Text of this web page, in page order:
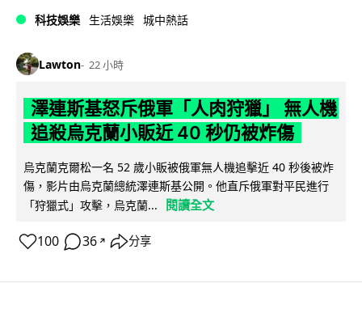
科技娛樂 生活娛樂 城中熱話
Lawton 22 小時
澤連斯基怒斥俄軍「人肉狩獵」 無人機
追殺烏克蘭小販近 40 秒仍被炸傷
烏克蘭克爾松一名 52 歲小販被俄軍無人機追擊近 40 秒後被炸
傷，影片由烏克蘭總統澤連斯基公開。他直斥俄軍對平民進行
「狩獵式」攻擊，烏克蘭...
閱讀全文
100 36 ↗ 分享